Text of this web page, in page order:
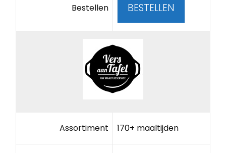
Bestellen BESTELLEN
Assortiment 170+ maaltijden